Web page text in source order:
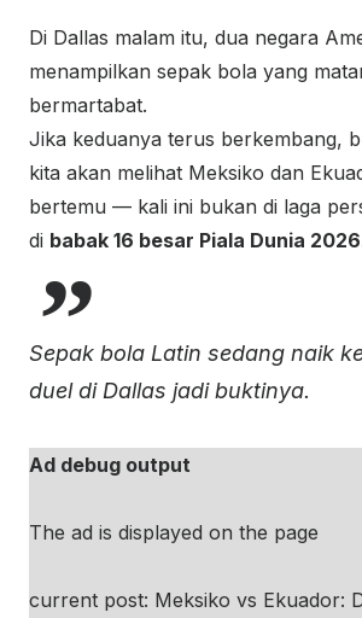
Di Dallas malam itu, dua negara
menampilkan sepak bola yang
bermartabat.
Jika keduanya terus berkembang,
kita akan melihat Meksiko dan
bertemu — kali ini bukan di laga
di babak 16 besar Piala Dunia 2026
Sepak bola Latin sedang naik
duel di Dallas jadi buktinya.
Ad debug output
The ad is displayed on the page
current post: Meksiko vs Ekuador: